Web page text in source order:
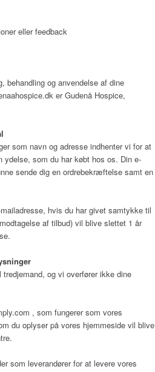
eller feedback
behandling og anvendelse af dine
erGudenå Hospice,
som navn og adresse indhenter vi for at
ydelse, som du har købt hos os. Din e-
sende dig en ordrebekræftelse samt en
hvis du har givet samtykke til
af tilbud) vil blive slettet 1 år
og vi overfører ikke dine
, som fungerer som vores
du oplyser på vores hjemmeside vil blive
som leverandører for at levere vores